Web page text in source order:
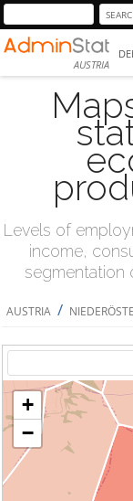
AUSTRIA
Levels of
income,
segmentation
AUSTRIA /